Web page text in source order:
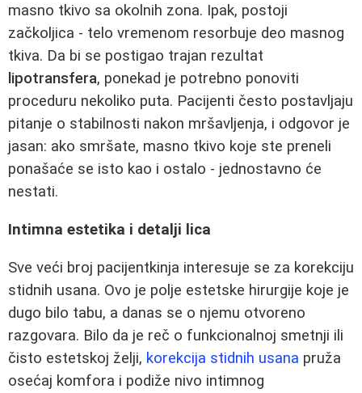
masno tkivo sa okolnih zona. Ipak, postoji
začkoljica - telo vremenom resorbuje deo masnog
tkiva. Da bi se postigao trajan rezultat
lipotransfera, ponekad je potrebno ponoviti
proceduru nekoliko puta. Pacijenti često postavljaju
pitanje o stabilnosti nakon mršavljenja, i odgovor je
jasan: ako smršate, masno tkivo koje ste preneli
ponašaće se isto kao i ostalo - jednostavno će
nestati.
Intimna estetika i detalji lica
Sve veći broj pacijentkinja interesuje se za korekciju
stidnih usana. Ovo je polje estetske hirurgije koje je
dugo bilo tabu, a danas se o njemu otvoreno
razgovara. Bilo da je reč o funkcionalnoj smetnji ili
čisto estetskoj želji, korekcija stidnih usana pruža
osećaj komfora i podiže nivo intimnog